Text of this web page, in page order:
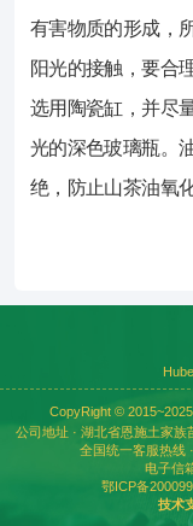
选
有害物质的形成，
阳光的接触，要合
选用陶瓷缸，并尽
光的深色玻璃瓶。
绝，防止山茶油氧
CopyRight © 2015~2025
公司地址 · 湖北省恩施土家族
全国统一客服热线 ·
电子信
鄂ICP备
技术